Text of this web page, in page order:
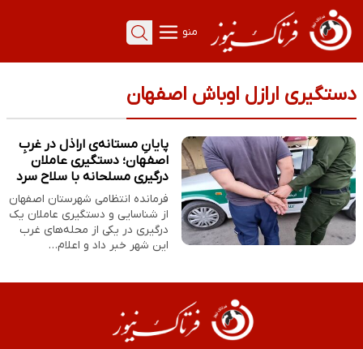
منو
دستگیری ارازل اوباش اصفهان
پایانِ مستانه‌ی اراذل در غربِ
اصفهان؛ دستگیری عاملان
درگیری مسلحانه با سلاح سرد
فرمانده انتظامی شهرستان اصفهان
از شناسایی و دستگیری عاملان یک
درگیری در یکی از محله‌های غرب
این شهر خبر داد و اعلام…